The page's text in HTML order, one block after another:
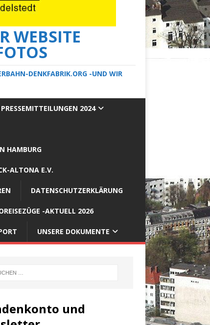
WEBSITE
DENKFABRIK.ORG -UND WIR
PRESSEMITTEILUNGEN 2024
HAMBURG
ALTONA E.V.
DATENSCHUTZERKLÄRUNG
-AKTUELL 2026
UNSERE DOKUMENTE
und